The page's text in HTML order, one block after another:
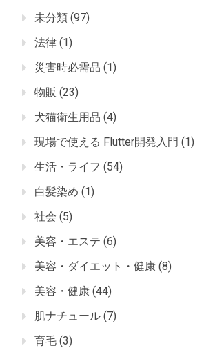
未分類 (97)
法律 (1)
災害時必需品 (1)
物販 (23)
犬猫衛生用品 (4)
現場で使える Flutter開発入門 (1)
生活・ライフ (54)
白髪染め (1)
社会 (5)
美容・エステ (6)
美容・ダイエット・健康 (8)
美容・健康 (44)
肌ナチュール (7)
育毛 (3)